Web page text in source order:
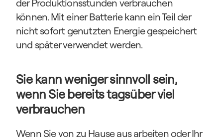
der Produktionsstunden verbrauchen
können. Mit einer Batterie kann ein Teil der
nicht sofort genutzten Energie gespeichert
und später verwendet werden.
Sie kann weniger sinnvoll sein,
wenn Sie bereits tagsüber viel
verbrauchen
Wenn Sie von zu Hause aus arbeiten oder Ihr